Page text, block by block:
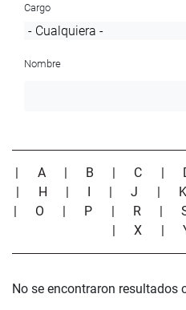
Cargo
Nombre
| A | B | C |
| H | I |J | K
| O | P | R |
|X |
No se encontraron resultados